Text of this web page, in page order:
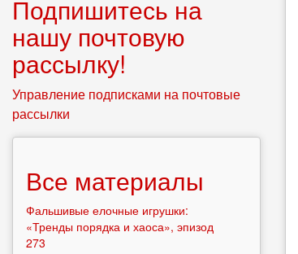
Подпишитесь на
нашу почтовую
рассылку!
Управление подписками на почтовые
рассылки
Все материалы
Фальшивые елочные игрушки:
«Тренды порядка и хаоса», эпизод
273